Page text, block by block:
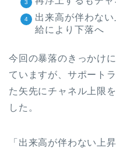
出来高が伴わな
給により下落へ
今回の暴落のきっかけ
ていますが、サポート
た矢先にチャネル上限
した。
「出来高が伴わない上